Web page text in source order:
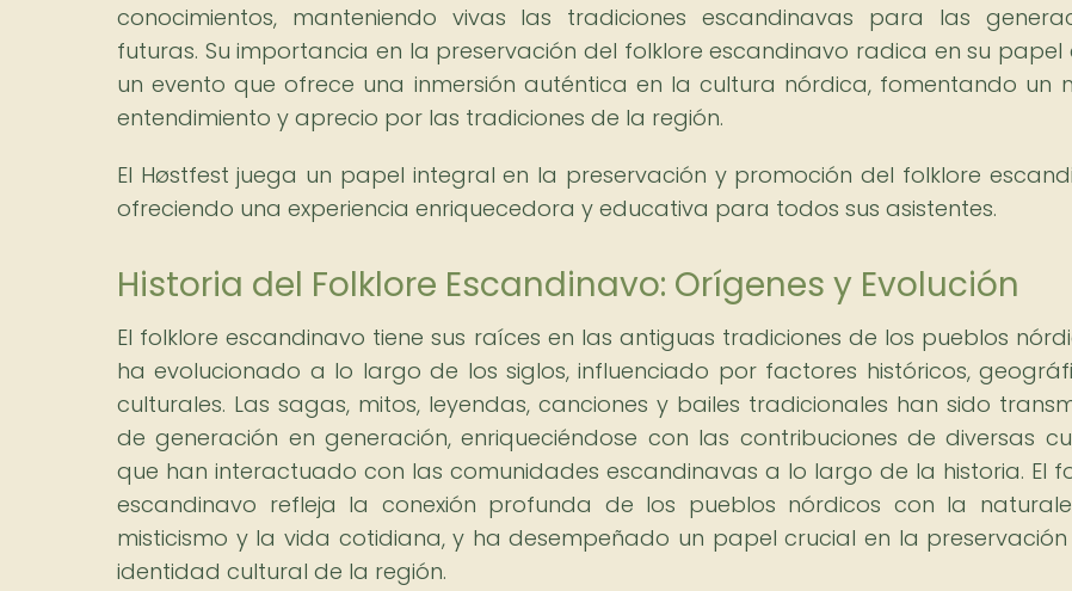
conocimientos, manteniendo vivas las tradiciones escandinavas para las
futuras. Su importancia en la preservación del folklore escandinavo radica en su papel
un evento que ofrece una inmersión auténtica en la cultura nórdica, fomentando un
entendimiento y aprecio por las tradiciones de la región.
El Høstfest juega un papel integral en la preservación y promoción del folklore
ofreciendo una experiencia enriquecedora y educativa para todos sus asistentes.
Historia del Folklore Escandinavo: Orígenes y Evolución
El folklore escandinavo tiene sus raíces en las antiguas tradiciones de los pueblos
ha evolucionado a lo largo de los siglos, influenciado por factores históricos,
culturales. Las sagas, mitos, leyendas, canciones y bailes tradicionales han sido
de generación en generación, enriqueciéndose con las contribuciones de diversas
que han interactuado con las comunidades escandinavas a lo largo de la historia. El
escandinavo refleja la conexión profunda de los pueblos nórdicos con la
misticismo y la vida cotidiana, y ha desempeñado un papel crucial en la
identidad cultural de la región.